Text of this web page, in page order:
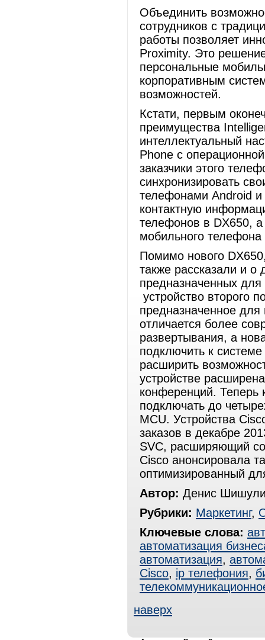
Объединить
сотрудников с
работы позволяет
Proximity. Это
персональные
корпоративным
возможностей.
Кстати, первым
преимущества
интеллектуальный
Phone с
заказчики этого
синхронизировать
телефонами Android и
контактную
телефонов в DX650,
мобильного
Помимо нового
также рассказали и о
предназначенных
устройство второго
предназначенное
отличается более
развертывания, а
подключить к
расширить
устройстве
конференций.
подключать до
MCU. Устройства
заказов в декабре
SVC, расширяющий
Cisco анонсировала
оптимизированный
Автор: Денис
Рубрики: Маркетинг,
Ключевые слова:
автоматизация
автоматизация,
Cisco, ip телефония,
наверх